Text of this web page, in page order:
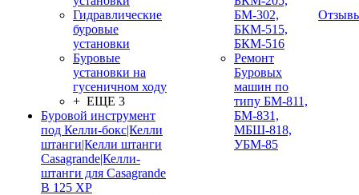
Гидравлические
буровые
установки
Буровые
установки на
гусеничном ходу
+ ЕЩЕ 3
Буровой инструмент
под Келли-бокс|Келли
штанги|Келли штанги
Casagrande|Келли-
штанги для Casagrande
B 125 XP
БМ-302,
БКМ-515,
БКМ-516
Ремонт
Буровых
машин по
типу БМ-811,
БМ-831,
МБШ-818,
УБМ-85